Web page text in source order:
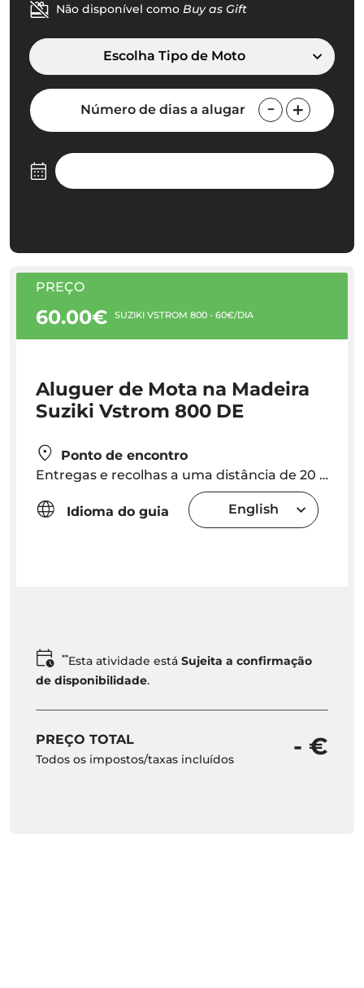
Não disponível como Buy as Gift
Escolha Tipo de Moto
Número de dias a alugar
PREÇO
60.00€ SUZIKI VSTROM 800 - 60€/DIA
Aluguer de Mota na Madeira
Suziki Vstrom 800 DE
Ponto de encontro
Entregas e recolhas a uma distância de 20 km do Funchal são grátis. + De 20 km são 25 euros por trajecto
Idioma do guia English
**Esta atividade está Sujeita a confirmação
de disponibilidade.
PREÇO TOTAL
Todos os impostos/taxas incluídos - €